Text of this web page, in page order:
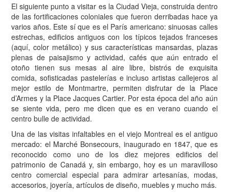
El siguiente punto a visitar es la Ciudad Vieja, construida dentro
de las fortificaciones coloniales que fueron derribadas hace ya
varios años. Este sí que es el París americano: sinuosas calles
estrechas, edificios antiguos con los típicos tejados franceses
(aquí, color metálico) y sus características mansardas, plazas
plenas de paisajismo y actividad, cafés que aún entrado el
otoño tienen sus mesas al aire libre, bistrós de exquisita
comida, sofisticadas pastelerías e incluso artistas callejeros al
mejor estilo de Montmartre, permiten disfrutar de la Place
d’Armes y la Place Jacques Cartier. Por esta época del año aún
se siente vida, pero me dicen que es en verano cuando el
centro bulle de actividad.
Una de las visitas infaltables en el viejo Montreal es el antiguo
mercado: el Marché Bonsecours, inaugurado en 1847, que es
reconocido como uno de los diez mejores edificios del
patrimonio de Canadá y, sin embargo, hoy es un maravilloso
centro comercial especial para admirar artesanías, modas,
accesorios, joyería, artículos de diseño, muebles y mucho más.